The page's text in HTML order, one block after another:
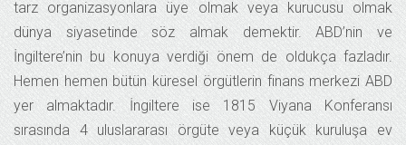
tarz organizasyonlara üye olmak veya kurucusu olmak
dünya siyasetinde söz almak demektir. ABD’nin ve
İngiltere’nin bu konuya verdiği önem de oldukça fazladır.
Hemen hemen bütün küresel örgütlerin finans merkezi ABD
yer almaktadır. İngiltere ise 1815 Viyana Konferansı
sırasında 4 uluslararası örgüte veya küçük kuruluşa ev